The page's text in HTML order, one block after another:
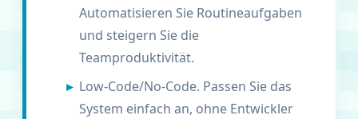
Automatisieren Sie Routineaufgaben
und steigern Sie die
Teamproduktivität.
Low-Code/No-Code. Passen Sie das
System einfach an, ohne Entwickler